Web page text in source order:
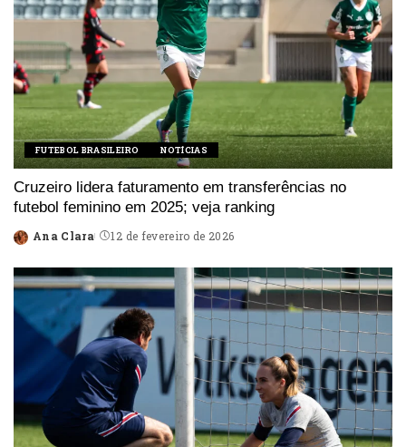
FUTEBOL BRASILEIRO NOTÍCIAS
Cruzeiro lidera faturamento em transferências no
futebol feminino em 2025; veja ranking
Posted
Ana Clara 12 de fevereiro de 2026